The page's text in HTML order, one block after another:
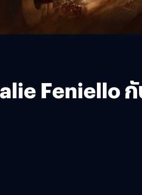
Feniello